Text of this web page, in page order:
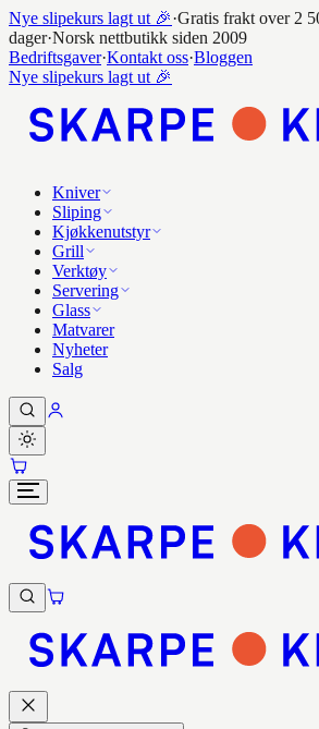
Nye slipekurs lagt ut 🎉·Gratis frakt over 2
dager·Norsk nettbutikk siden 2009
Bedriftsgaver·Kontakt oss·Bloggen
Nye slipekurs lagt ut 🎉
Kniver
Sliping
Kjøkkenutstyr
Grill
Verktøy
Servering
Glass
Matvarer
Nyheter
Salg